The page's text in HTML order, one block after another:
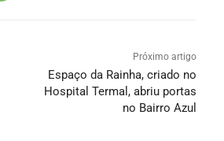
Próximo artigo
Espaço da Rainha, criado no
Hospital Termal, abriu portas
no Bairro Azul